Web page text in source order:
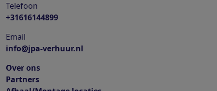
Telefoon
+31616144899
Email
info@jpa-verhuur.nl
Over ons
Partners